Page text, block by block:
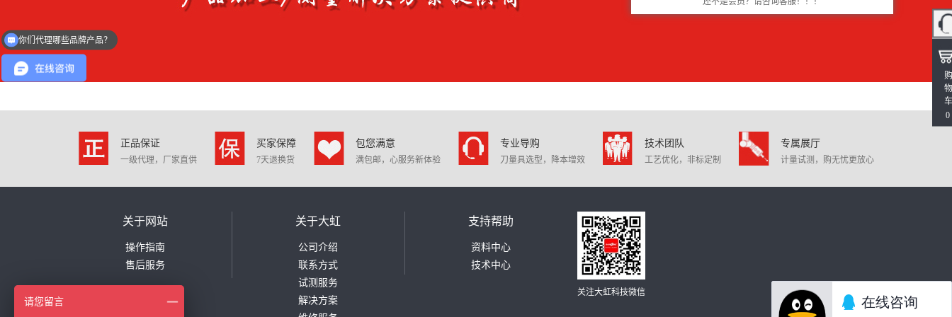
正品保证
一级代理，厂家直供
买家保障
7天退换货
包您满意
满包邮，心服务新体验
专业导购
刀量具选型，降本增效
技术团队
工艺优化，非标定制
专属展厅
计量试测，购无忧更放心
关于网站
操作指南
售后服务
关于大虹
公司介绍
联系方式
试测服务
解决方案
支持帮助
资料中心
技术中心
关注大虹科技微信
购
物
车
0
你们代理哪些品牌产品？
请您留言